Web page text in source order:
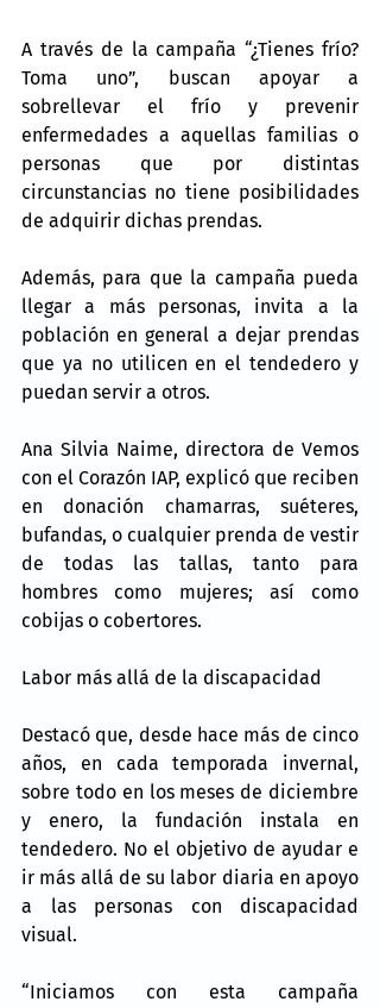
A través de la campaña “¿Tienes frío?
Toma uno”, buscan apoyar a
sobrellevar el frío y prevenir
enfermedades a aquellas familias o
personas que por distintas
circunstancias no tiene posibilidades
de adquirir dichas prendas.
Además, para que la campaña pueda
llegar a más personas, invita a la
población en general a dejar prendas
que ya no utilicen en el tendedero y
puedan servir a otros.
Ana Silvia Naime, directora de Vemos
con el Corazón IAP, explicó que reciben
en donación chamarras, suéteres,
bufandas, o cualquier prenda de vestir
de todas las tallas, tanto para
hombres como mujeres; así como
cobijas o cobertores.
Labor más allá de la discapacidad
Destacó que, desde hace más de cinco
años, en cada temporada invernal,
sobre todo en los meses de diciembre
y enero, la fundación instala en
tendedero. No el objetivo de ayudar e
ir más allá de su labor diaria en apoyo
a las personas con discapacidad
visual.
“Iniciamos con esta campaña